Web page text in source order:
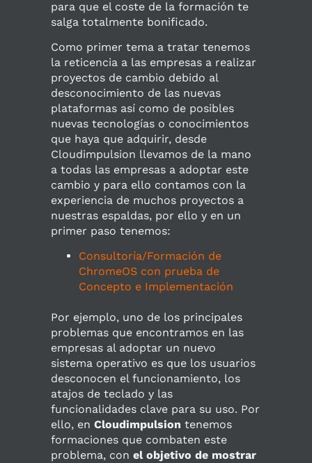
para que el coste de la formación te
salga totalmente bonificado.
Como primer tema a tratar tenemos
la reticencia a las empresas a realizar
proyectos de cambio debido al
desconocimiento de las nuevas
plataformas así como de posibles
nuevas tecnologías o conocimientos
que haya que adquirir, desde
Cloudimpulsion llevamos de la mano
a todas las empresas a adoptar este
cambio y para ello contamos con la
experiencia de muchos proyectos a
nuestras espaldas, por ello y en un
primer paso tenemos:
Consultoría/Formación de
ChromeOS con prueba de
Concepto e Implementación
Por ejemplo, uno de los principales
problemas que encontramos en las
empresas al adoptar un nuevo
sistema operativo es que los usuarios
desconocen el funcionamiento, los
atajos de teclado y las
funcionalidades clave para su uso. Por
ello, enCloudimpulsiontenemos
formaciones que combaten este
problema, conel objetivo de mostrar